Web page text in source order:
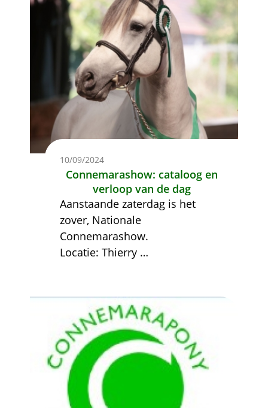
10/09/2024
Connemarashow: cataloog en
verloop van de dag
Aanstaande zaterdag is het
zover, Nationale
Connemarashow.
Locatie: Thierry …